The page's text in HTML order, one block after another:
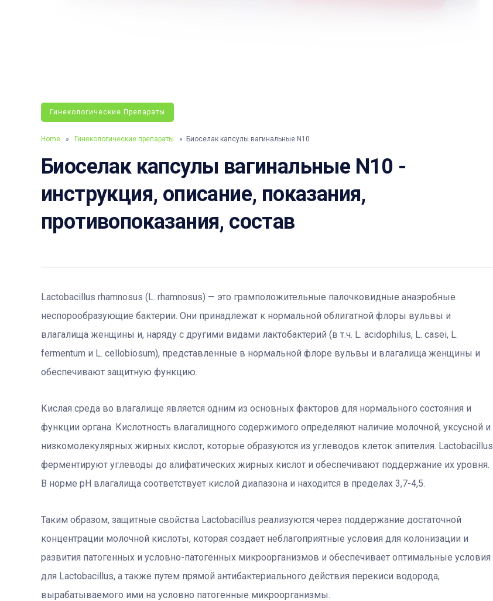
Гинекологические Препараты
Home » Гинекологические препараты » Биоселак капсулы вагинальные N10
Биоселак капсулы вагинальные N10 -
инструкция, описание, показания,
противопоказания, состав
Lactobacillus rhamnosus (L. rhamnosus) — это грамположительные палочковидные анаэробные
неспорообразующие бактерии. Они принадлежат к нормальной облигатной флоры вульвы и
влагалища женщины и, наряду с другими видами лактобактерий (в т.ч. L. acidophilus, L. casei, L.
fermentum и L. cellobiosum), представленные в нормальной флоре вульвы и влагалища женщины и
обеспечивают защитную функцию.
Кислая среда во влагалище является одним из основных факторов для нормального состояния и
функции органа. Кислотность влагалищного содержимого определяют наличие молочной, уксусной и
низкомолекулярных жирных кислот, которые образуются из углеводов клеток эпителия. Lactobacillus
ферментируют углеводы до алифатических жирных кислот и обеспечивают поддержание их уровня.
В норме рН влагалища соответствует кислой диапазона и находится в пределах 3,7-4,5.
Таким образом, защитные свойства Lactobacillus реализуются через поддержание достаточной
концентрации молочной кислоты, которая создает неблагоприятные условия для колонизации и
развития патогенных и условно-патогенных микроорганизмов и обеспечивает оптимальные условия
для Lactobacillus, а также путем прямой антибактериального действия перекиси водорода,
вырабатываемого ими на условно патогенные микроорганизмы.